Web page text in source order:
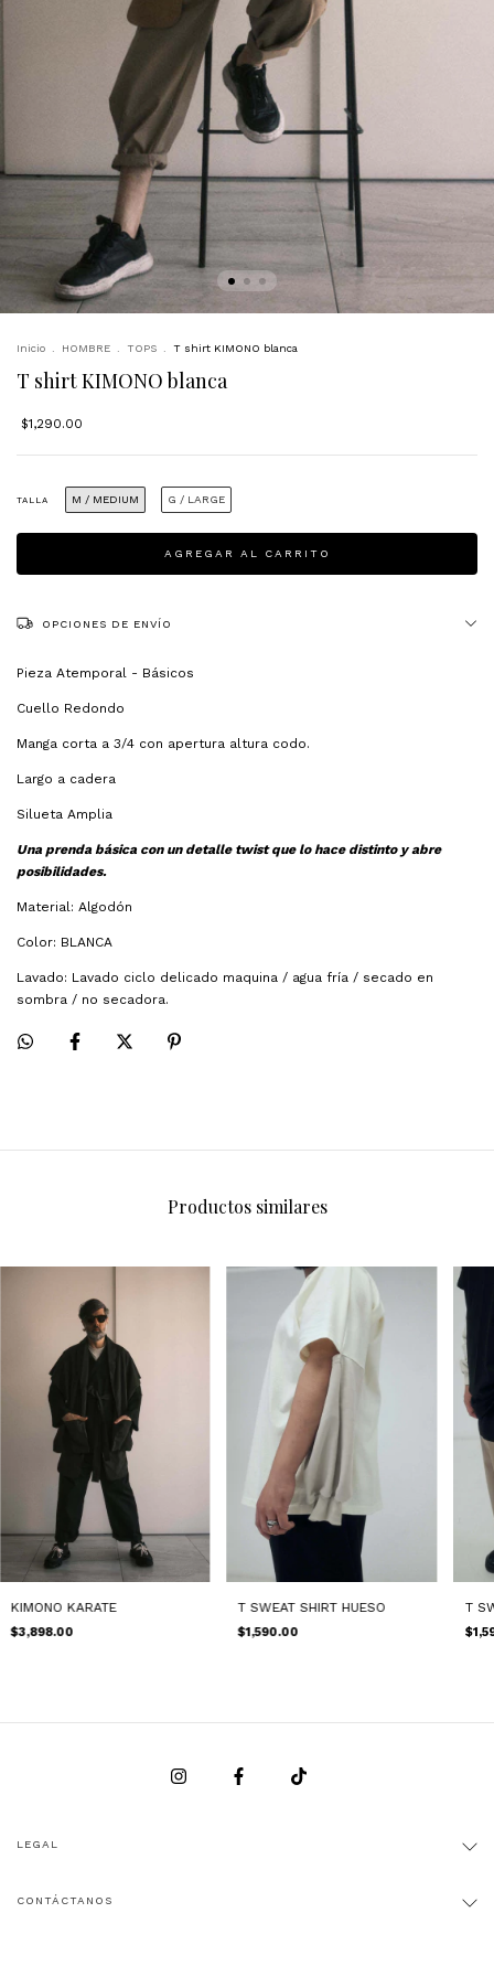
Inicio HOMBRE TOPS T shirt KIMONO blanca
T shirt KIMONO blanca
$1,290.00
TALLA M / MEDIUM G / LARGE
OPCIONES DE ENVÍO
Pieza Atemporal - Básicos
Cuello Redondo
Manga corta a 3/4 con apertura altura codo.
Largo a cadera
Silueta Amplia
Una prenda básica con un detalle twist que lo hace distinto y abre
posibilidades.
Material: Algodón
Color: BLANCA
Lavado: Lavado ciclo delicado maquina / agua fría / secado en
sombra / no secadora.
Productos similares
KIMONO KARATE
$3,898.00
T SWEAT SHIRT HUESO
$1,590.00
T
LEGAL
CONTÁCTANOS